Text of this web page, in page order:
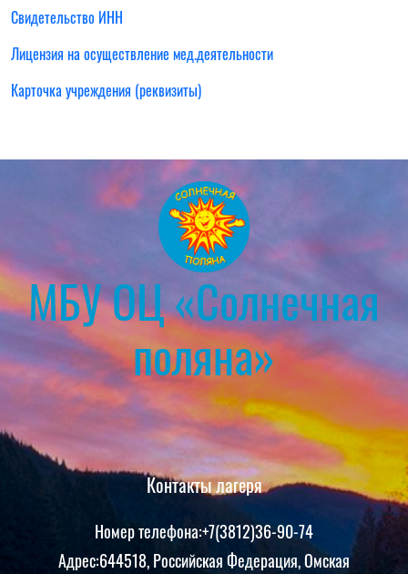
Свидетельство ИНН
Лицензия на осуществление мед.деятельности
Карточка учреждения (реквизиты)
МБУ ОЦ «Солнечная
поляна»
Контакты лагеря
Номер телефона:+7(3812)36-90-74
Адрес:644518, Российская Федерация, Омская